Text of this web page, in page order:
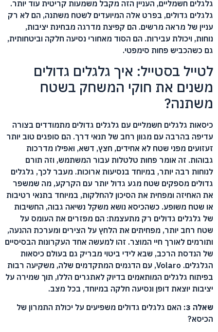
גלגלים חשמליים, העניין הזה מקבל משמעות קריטית עוד יותר.
גלגלים גדולים, בפרט אלה המיועדים לשטח משתנה, הם לא רק
עניין של מראה מרשים. הם קפיצת מדרגה מבחינת יציבות,
נוחות, ויכולת עבירות. הם הסוד מאחורי נסיעה חלקה וביטחותית,
גם כשהכביש פחות סימפטי.
לטייל בסטייל: איך גלגלים גדולים
משנים את חוקי המשחק בשטח
משתנה?
כיסאות גלגלים חשמליים עם גלגלים גדולים מתמודדים בצורה
עדיפה בהרבה עם מגוון רחב של תנאי דרך. הם סופגים טוב יותר
זעזועים מפני שטח לא אחידים, חצץ, דשא, ואפילו מדרכות
גבוהות. זה אומר פחות טלטלות עבור המשתמש, וזה תורם
לנוחות רבה יותר, במיוחד בנסיעות ארוכות. מעבר לכך, גלגלים
גדולים מספקים שטח מגע גדול יותר עם הקרקע, מה שמשפר
את האחיזה ומפחית את הסיכון להחלקות, במיוחד בתנאי רטיבות
או שטח משופע. כשהכיסא נושא משקל נשיאה גבוה, החשיבות
של גלגלים גדולים רק מתעצמת: הם מפזרים את העומס על
שטח רחב יותר, מפחיתים את הלחץ על הצירים ומערכת ההנעה,
ותורמים לאורך חיי המוצר. זהו למעשה אחד העקרונות הבסיסיים
של הנדסת הרכב, שבא לידי ביטוי מבריק גם בעולם כיסאות
הגלגלים. Volaro, עם הדגמים המתקדמים שלה, משקיעה רבות
בפיתוח גלגלים המותאמים בדיוק לאתגרים הללו, תוך שמירה על
יציבות יוצאת דופן ונסיעה חלקה במיוחד, בכל מצב.
שאלה 3:
האם גלגלים גדולים משפיעים על יכולת התמרון של
הכיסא?